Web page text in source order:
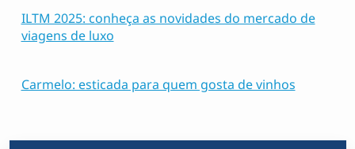
ILTM 2025: conheça as novidades do mercado de
viagens de luxo
Carmelo: esticada para quem gosta de vinhos